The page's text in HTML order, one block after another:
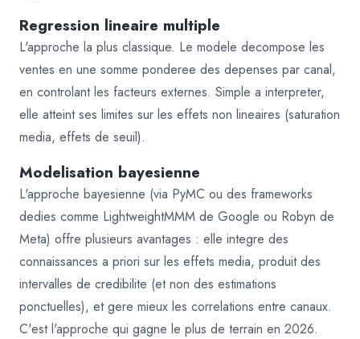
Regression lineaire multiple
L'approche la plus classique. Le modele decompose les
ventes en une somme ponderee des depenses par canal,
en controlant les facteurs externes. Simple a interpreter,
elle atteint ses limites sur les effets non lineaires (saturation
media, effets de seuil).
Modelisation bayesienne
L'approche bayesienne (via PyMC ou des frameworks
dedies comme LightweightMMM de Google ou Robyn de
Meta) offre plusieurs avantages : elle integre des
connaissances a priori sur les effets media, produit des
intervalles de credibilite (et non des estimations
ponctuelles), et gere mieux les correlations entre canaux.
C'est l'approche qui gagne le plus de terrain en 2026.